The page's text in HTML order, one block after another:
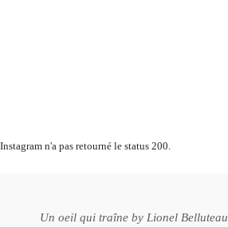
Instagram n'a pas retourné le status 200.
Un oeil qui traîne by Lionel Belluteau